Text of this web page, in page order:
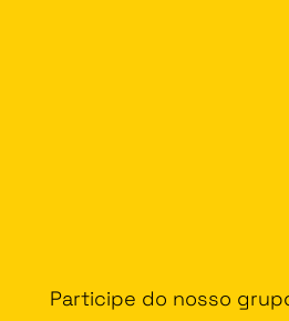
Participe do nosso